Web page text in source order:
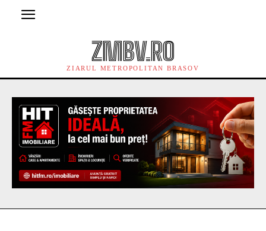
ZMBV.RO
ZIARUL METROPOLITAN BRASOV